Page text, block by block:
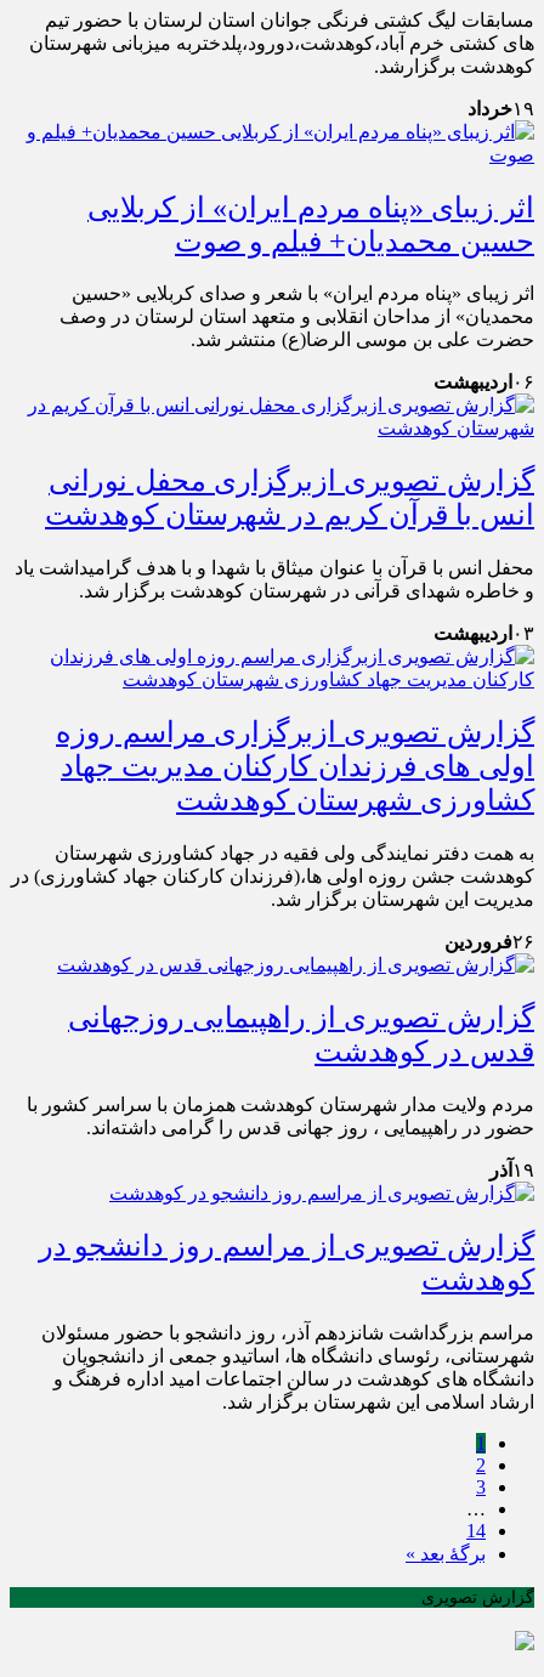
مسابقات لیگ کشتی فرنگی جوانان استان لرستان با حضور تیم
های کشتی خرم آباد،کوهدشت،دورود،پلدختربه میزبانی شهرستان
کوهدشت برگزارشد.
۱۹خرداد
اثر زیبای «پناه مردم ایران» از کربلایی
حسین محمدیان+ فیلم و صوت
اثر زیبای «پناه مردم ایران» با شعر و صدای کربلایی «حسین
محمدیان» از مداحان انقلابی و متعهد استان لرستان در وصف
حضرت علی بن موسی الرضا(ع) منتشر شد.
۰۶ اردیبهشت
گزارش تصویری ازبرگزاری محفل نورانی
انس با قرآن کریم در شهرستان کوهدشت
محفل انس با قرآن با عنوان میثاق با شهدا و با هدف گرامیداشت یاد
و خاطره شهدای قرآنی در شهرستان کوهدشت برگزار شد.
۰۳ اردیبهشت
گزارش تصویری ازبرگزاری مراسم روزه
اولی های فرزندان کارکنان مدیریت جهاد
کشاورزی شهرستان کوهدشت
به همت دفتر نمایندگی ولی فقیه در جهاد کشاورزی شهرستان
کوهدشت جشن روزه اولی ها،(فرزندان کارکنان جهاد کشاورزی) در
مدیریت این شهرستان برگزار شد.
۲۶فروردین
گزارش تصویری از راهپیمایی روزجهانی
قدس در کوهدشت
مردم ولایت مدار شهرستان کوهدشت همزمان با سراسر کشور با
حضور در راهپیمایی ، روز جهانی قدس را گرامی داشته‌اند.
۱۹ آذر
گزارش تصویری از مراسم روز دانشجو در
کوهدشت
مراسم بزرگداشت شانزدهم آذر، روز دانشجو با حضور مسئولان
شهرستانی، رئوسای دانشگاه ها، اساتیدو جمعی از دانشجویان
دانشگاه های کوهدشت در سالن اجتماعات امید اداره فرهنگ و
ارشاد اسلامی این شهرستان برگزار شد.
1
2
3
…
14
برگهٔ بعد »
گزارش تصویری